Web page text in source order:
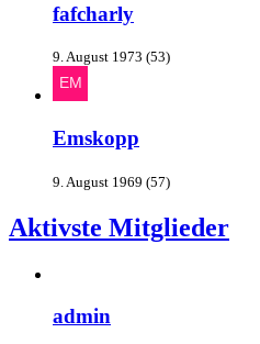
fafcharly
9. August 1973 (53)
Emskopp
9. August 1969 (57)
Aktivste Mitglieder
admin